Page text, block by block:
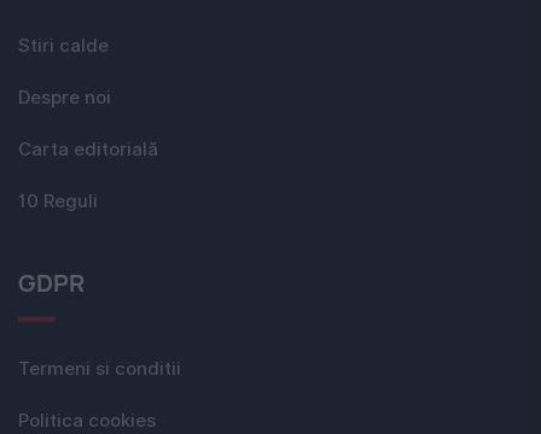
Stiri calde
Despre noi
Carta editorială
10 Reguli
GDPR
Termeni si conditii
Politica cookies